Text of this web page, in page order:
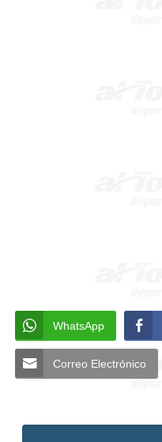
WhatsApp
Correo Electrónico